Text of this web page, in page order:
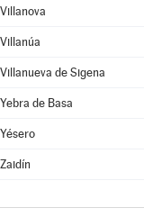
Villanova
Villanúa
Villanueva de Sigena
Yebra de Basa
Yésero
Zaidín